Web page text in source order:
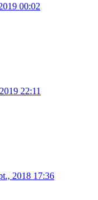
00:02
22:11
2018 17:36